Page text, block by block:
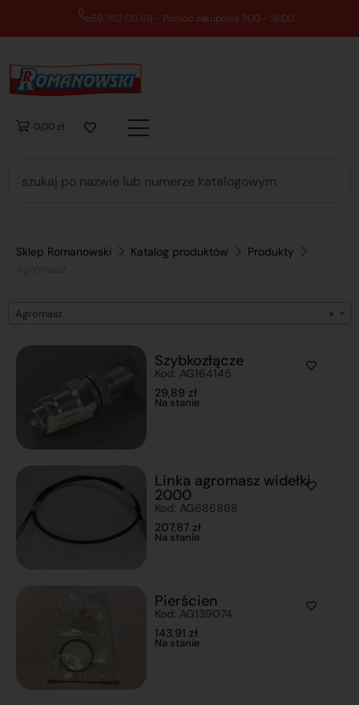
89 762 00 69 - Pomoc zakupowa 7:00 - 16:00
0,00 zł
Sklep Romanowski Katalog produktów
Produkty
×
Agromasz
Szybkozłącze
Kod: AG164145
29,89 zł
Na stanie
Linka agromasz widełki
2000
Kod: AG686868
207,87 zł
Na stanie
Pierścien
Kod: AG139074
143,91 zł
Na stanie